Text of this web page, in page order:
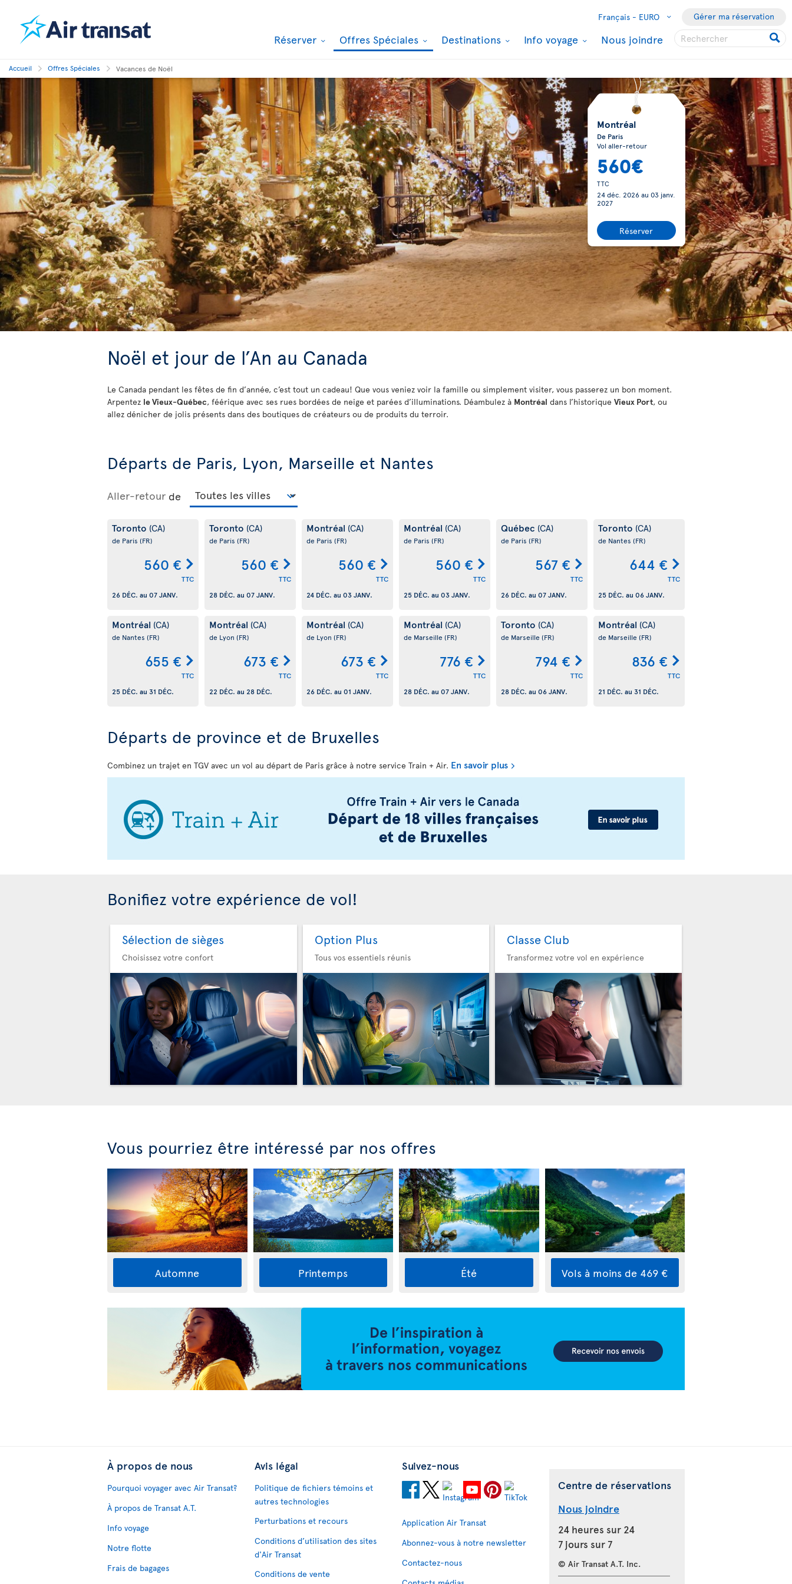
Français - EURO Gérer ma réservation
Réserver Offres Spéciales Destinations Info voyage Nous joindre
Accueil Offres Spéciales Vacances de Noël
Montréal
De Paris
Vol aller-retour
560€
TTC
24 déc. 2026au 03 janv.
2027
Réserver
Noël et jour de l’An au Canada
Le Canada pendant les fêtes de fin d’année, c’est tout un cadeau! Que vous veniez voir la famille ou simplement visiter, vous passerez un bon moment.
Arpentez le Vieux-Québec, féérique avec ses rues bordées de neige et parées d’illuminations. Déambulez à Montréal dans l’historique Vieux Port, ou
allez dénicher de jolis présents dans des boutiques de créateurs ou de produits du terroir.
Départs de Paris, Lyon, Marseille et Nantes
Aller-retour de
Toronto (CA)
de Paris (FR)
560 €
TTC
26 DÉC. au 07 JANV.
Toronto (CA)
de Paris (FR)
560 €
TTC
28 DÉC. au 07 JANV.
Montréal (CA)
de Paris (FR)
560 €
TTC
24 DÉC. au 03 JANV.
Montréal (CA)
de Paris (FR)
560 €
TTC
25 DÉC. au 03 JANV.
Québec (CA)
de Paris (FR)
567 €
TTC
26 DÉC. au 07 JANV.
Toronto (CA)
de Nantes (FR)
644 €
TTC
25 DÉC. au 06 JANV.
Montréal (CA)
de Nantes (FR)
655 €
TTC
25 DÉC. au 31 DÉC.
Montréal (CA)
de Lyon (FR)
673 €
TTC
22 DÉC. au 28 DÉC.
Montréal (CA)
de Lyon (FR)
673 €
TTC
26 DÉC. au 01 JANV.
Montréal (CA)
de Marseille (FR)
776 €
TTC
28 DÉC. au 07 JANV.
Toronto (CA)
de Marseille (FR)
794 €
TTC
28 DÉC. au 06 JANV.
Montréal (CA)
de Marseille (FR)
836 €
TTC
21 DÉC. au 31 DÉC.
Départs de province et de Bruxelles
Combinez un trajet en TGV avec un vol au départ de Paris grâce à notre service Train + Air. En savoir plus
Bonifiez votre expérience de vol!
Sélection de sièges
Choisissez votre confort
Option Plus
Tous vos essentiels réunis
Classe Club
Transformez votre vol en expérience
Vous pourriez être intéressé par nos offres
Automne Printemps Été Vols à moins de 469 €
À propos de nous
Pourquoi voyager avec Air Transat?
À propos de Transat A.T.
Info voyage
Notre flotte
Frais de bagages
Avis légal
Politique de fichiers témoins et
autres technologies
Perturbations et recours
Conditions d’utilisation des sites
d'Air Transat
Conditions de vente
Suivez-nous
Application Air Transat
Abonnez-vous à notre newsletter
Contactez-nous
Centre de réservations
Nous joindre
24 heures sur 24
7 jours sur 7
© Air Transat A.T. Inc.